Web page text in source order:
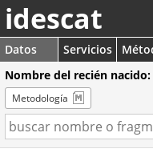
idescat
Datos Servicios
Nombre del recién
Metodología